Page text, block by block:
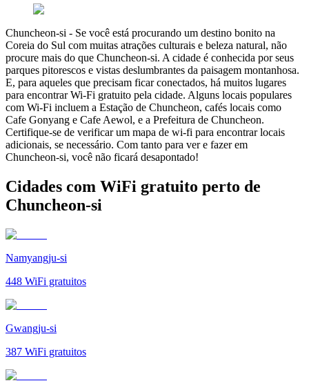
Chuncheon-si - Se você está procurando um destino bonito na
Coreia do Sul com muitas atrações culturais e beleza natural, não
procure mais do que Chuncheon-si. A cidade é conhecida por seus
parques pitorescos e vistas deslumbrantes da paisagem montanhosa.
E, para aqueles que precisam ficar conectados, há muitos lugares
para encontrar Wi-Fi gratuito pela cidade. Alguns locais populares
com Wi-Fi incluem a Estação de Chuncheon, cafés locais como
Cafe Gonyang e Cafe Aewol, e a Prefeitura de Chuncheon.
Certifique-se de verificar um mapa de wi-fi para encontrar locais
adicionais, se necessário. Com tanto para ver e fazer em
Chuncheon-si, você não ficará desapontado!
Cidades com WiFi gratuito perto de
Chuncheon-si
Namyangju-si
448 WiFi gratuitos
Gwangju-si
387 WiFi gratuitos